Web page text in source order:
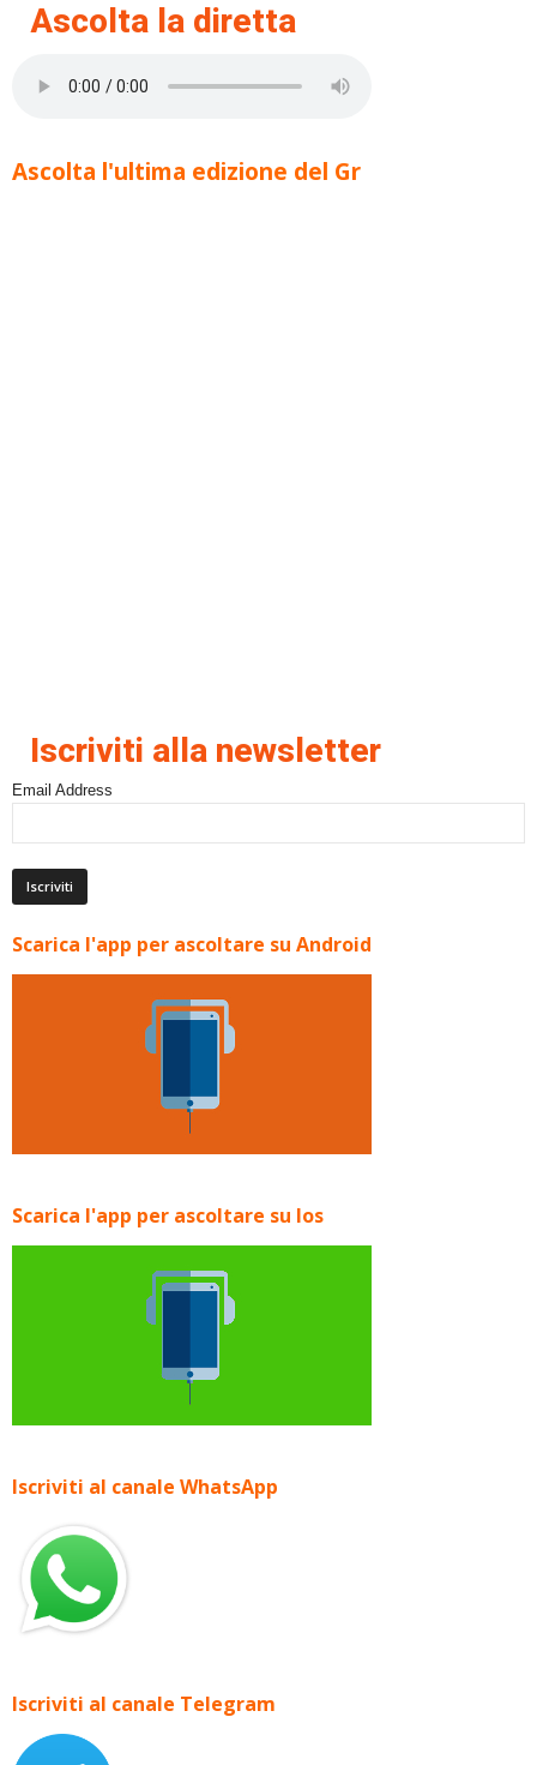
Ascolta la diretta
Ascolta l'ultima edizione del Gr
Iscriviti alla newsletter
Email Address
Scarica l'app per ascoltare su Android
Scarica l'app per ascoltare su Ios
Iscriviti al canale WhatsApp
Iscriviti al canale Telegram